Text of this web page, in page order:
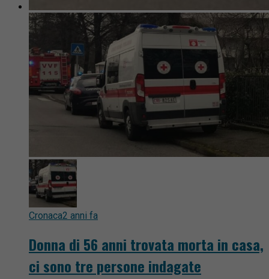
Cronaca2 anni fa
Donna di 56 anni trovata morta in casa,
ci sono tre persone indagate